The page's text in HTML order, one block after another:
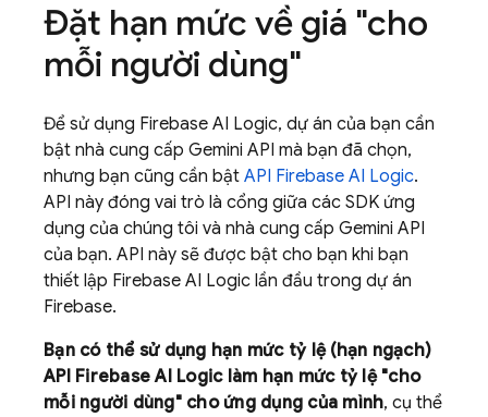
Đặt hạn mức về giá "cho
mỗi người dùng"
Để sử dụng Firebase AI Logic, dự án của bạn cần
bật nhà cung cấp Gemini API mà bạn đã chọn,
nhưng bạn cũng cần bật API Firebase AI Logic.
API này đóng vai trò là cổng giữa các SDK ứng
dụng của chúng tôi và nhà cung cấp Gemini API
của bạn. API này sẽ được bật cho bạn khi bạn
thiết lập Firebase AI Logic lần đầu trong dự án
Firebase.
Bạn có thể sử dụng hạn mức tỷ lệ (hạn ngạch)
API Firebase AI Logiclàm hạn mức tỷ lệ "cho
mỗi người dùng" cho ứng dụng của mình, cụ thể